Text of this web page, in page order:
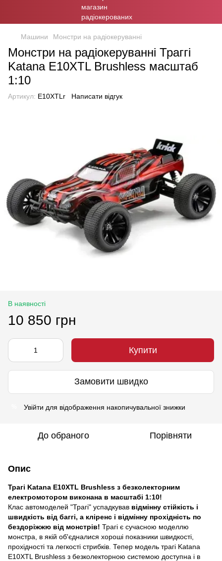
Машини Монстри на радіокеруванні
Монстри на радіокеруванні Траггі
Katana E10XTL Brushless масштаб
1:10
Артикул: E10XTLr Написати відгук
В наявності
10 850 грн
Купити
Замовити швидко
Увійти для відображення накопичувальної знижки
До обраного Порівняти
Опис
Трагі Katana E10XTL Brushless з безколекторним
електромотором виконана в масштабі 1:10!
Клас автомоделей "Трагі" успадкував відмінну стійкість і
швидкість від баггі, а кліренс і відмінну прохідність по
бездоріжжю від монстрів! Трагі є сучасною моделлю
монстра, в якій об'єдналися хороші показники швидкості,
прохідності та легкості стрибків. Тепер модель трагі Katana
E10XTL Brushless з безколекторною системою доступна і в